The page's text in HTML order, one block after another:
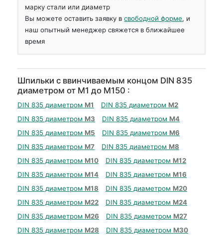
марку стали или диаметр
Вы можете оставить заявку всвободной форме, и
наш опытный менеджер свяжется в ближайшее
время
Шпильки с ввинчиваемым концом DIN 835
диаметром от М1 до М150 :
DIN 835 диаметром М1 DIN 835 диаметром М2
DIN 835 диаметром М3 DIN 835 диаметром М4
DIN 835 диаметром М5 DIN 835 диаметром М6
DIN 835 диаметром М7 DIN 835 диаметром М8
DIN 835 диаметром М10 DIN 835 диаметром М12
DIN 835 диаметром М14 DIN 835 диаметром М16
DIN 835 диаметром М18 DIN 835 диаметром М20
DIN 835 диаметром М22 DIN 835 диаметром М24
DIN 835 диаметром М26 DIN 835 диаметром М27
DIN 835 диаметром М28 DIN 835 диаметром М30